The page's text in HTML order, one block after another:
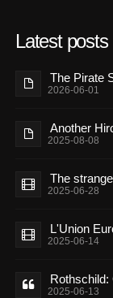
Latest posts
The Pirate
2026-06-01
Another
2025-08-08
The
2025-06-28
L'Union
2025-06-14
Rothschild:
2025-06-13